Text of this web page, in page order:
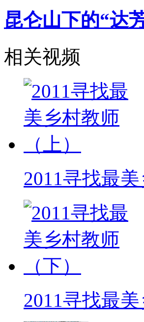
昆仑山下的“达
相关视频
2011寻找最
2011寻找最